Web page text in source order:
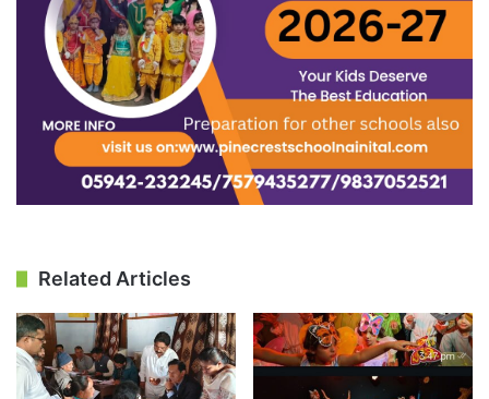
Related Articles